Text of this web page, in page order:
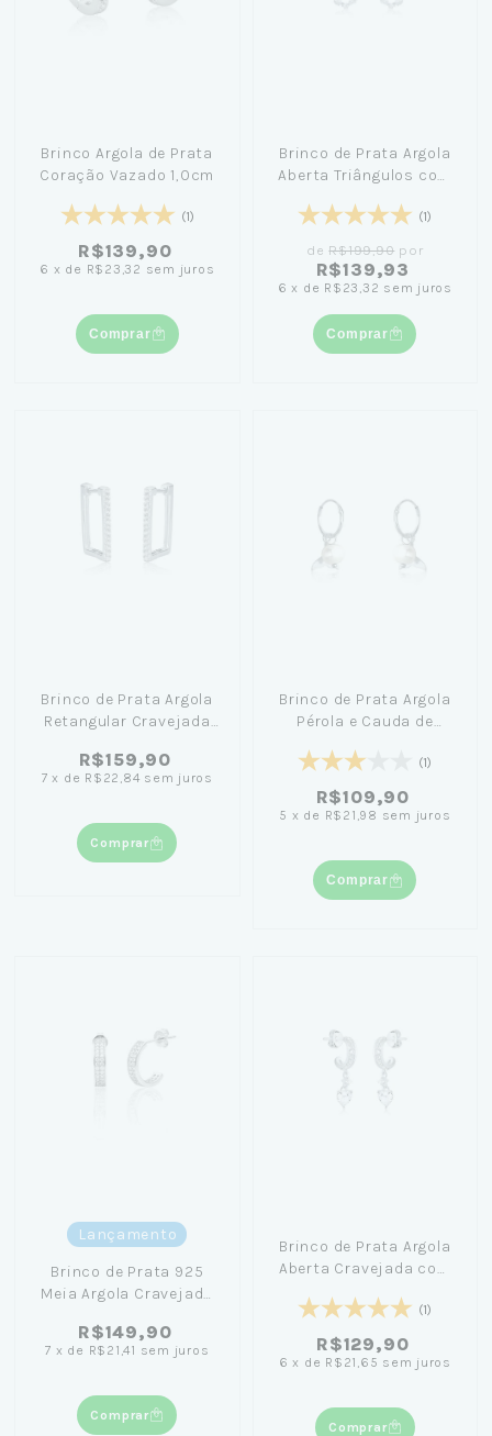
Brinco Argola de Prata
Coração Vazado 1,0cm
(1)
R$139,90
6 x de R$23,32 sem juros
Comprar
Brinco de Prata Argola
Aberta Triângulos com
(1)
deR$199,90 por
R$139,93
6 x de R$23,32 sem juros
Comprar
Brinco de Prata Argola
Retangular Cravejada
R$159,90
7 x de R$22,84 sem juros
Comprar
Brinco de Prata Argola
Pérola e Cauda de
(1)
R$109,90
5 x de R$21,98 sem juros
Comprar
Lançamento
Brinco de Prata 925
Meia Argola Cravejada
R$149,90
7 x de R$21,41 sem juros
Comprar
Brinco de Prata Argola
Aberta Cravejada com
(1)
R$129,90
6 x de R$21,65 sem juros
Comprar